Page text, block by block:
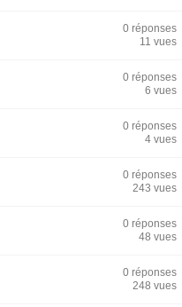
0 réponses
11 vues
0 réponses
6 vues
0 réponses
4 vues
0 réponses
243 vues
0 réponses
48 vues
0 réponses
248 vues